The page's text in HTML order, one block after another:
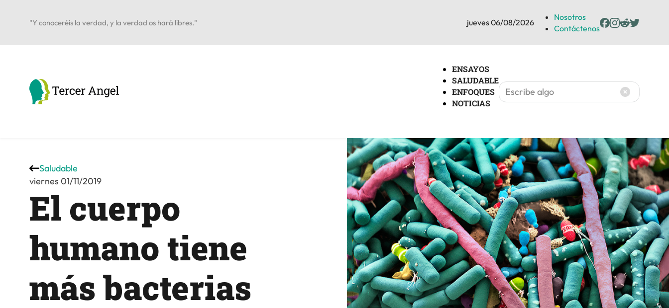
"Y conoceréis la verdad, y la verdad os hará libres." jueves 06/08/2026
Nosotros
Contáctenos
ENSAYOS
SALUDABLE
ENFOQUES
NOTICIAS
El cuerpo
humano tiene
más bacterias
Saludable
viernes 01/11/2019